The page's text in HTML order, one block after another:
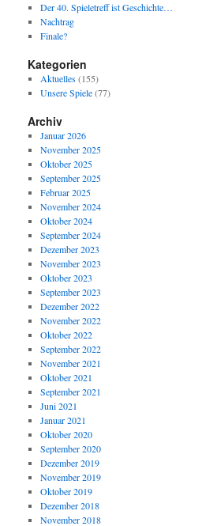
Der 40. Spieletreff ist Geschichte…
Nachtrag
Finale?
Kategorien
Aktuelles(155)
Unsere Spiele(77)
Archiv
Januar 2026
November 2025
Oktober 2025
September 2025
Februar 2025
November 2024
Oktober 2024
September 2024
Dezember 2023
November 2023
Oktober 2023
September 2023
Dezember 2022
November 2022
Oktober 2022
September 2022
November 2021
Oktober 2021
September 2021
Juni 2021
Januar 2021
Oktober 2020
September 2020
Dezember 2019
November 2019
Oktober 2019
Dezember 2018
November 2018